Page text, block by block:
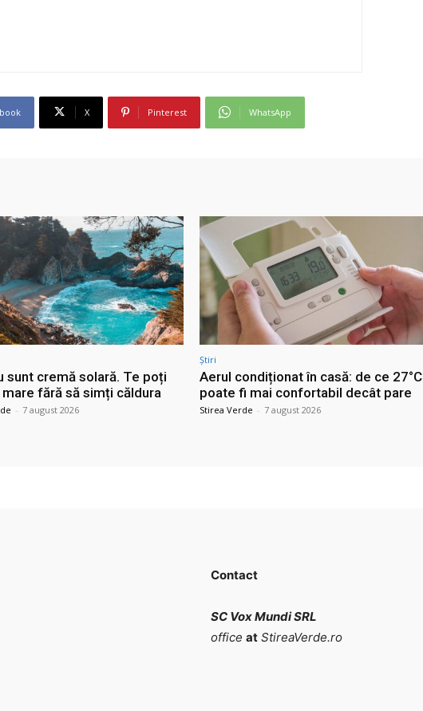
X Pinterest WhatsApp
sunt cremă solară. Te poți
mare fără să simți căldura
- 7 august 2026
Știri
Aerul condiționat în casă: de ce 27°C
poate fi mai confortabil decât pare
Stirea Verde - 7 august 2026
Contact
SC Vox Mundi SRL
office at StireaVerde.ro